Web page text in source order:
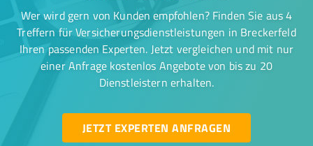
Wer wird gern von Kunden empfohlen? Finden Sie aus 4
Treffern für Versicherungsdienstleistungen in Breckerfeld
Ihren passenden Experten. Jetzt vergleichen und mit nur
einer Anfrage kostenlos Angebote von bis zu 20
Dienstleistern erhalten.
JETZT EXPERTEN ANFRAGEN